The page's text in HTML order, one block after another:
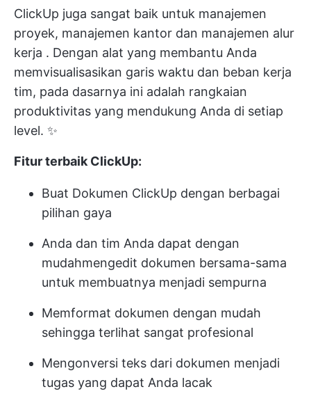
ClickUp juga sangat baik untuk manajemen
proyek, manajemen kantor dan manajemen alur
kerja . Dengan alat yang membantu Anda
memvisualisasikan garis waktu dan beban kerja
tim, pada dasarnya ini adalah rangkaian
produktivitas yang mendukung Anda di setiap
level. ✨
Fitur terbaik ClickUp:
Buat Dokumen ClickUp dengan berbagai
pilihan gaya
Anda dan tim Anda dapat dengan
mudahmengedit dokumen bersama-sama
untuk membuatnya menjadi sempurna
Memformat dokumen dengan mudah
sehingga terlihat sangat profesional
Mengonversi teks dari dokumen menjadi
tugas yang dapat Anda lacak